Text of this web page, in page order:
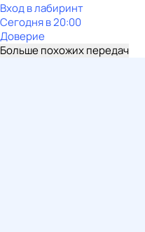
Вход в лабиринт
Сегодня в 20:00
Доверие
Больше похожих передач